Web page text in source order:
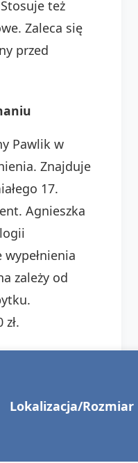
też
Zaleca się
przed
Pawlik w
Znajduje
17.
Agnieszka
zależy od
Lokalizacja/Rozmiar